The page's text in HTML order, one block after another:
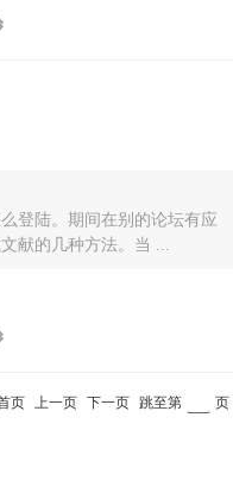
登陆。期间在别的论坛有应
献的几种方法。当 ...
页 上一页 下一页 跳至第 页